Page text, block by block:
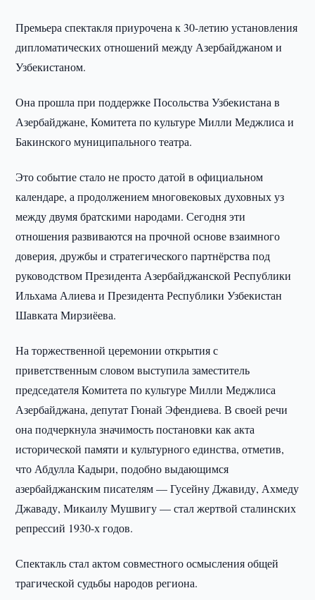
Премьера спектакля приурочена к 30-летию установления
дипломатических отношений между Азербайджаном и
Узбекистаном.
Она прошла при поддержке Посольства Узбекистана в
Азербайджане, Комитета по культуре Милли Меджлиса и
Бакинского муниципального театра.
Это событие стало не просто датой в официальном
календаре, а продолжением многовековых духовных уз
между двумя братскими народами. Сегодня эти
отношения развиваются на прочной основе взаимного
доверия, дружбы и стратегического партнёрства под
руководством Президента Азербайджанской Республики
Ильхама Алиева и Президента Республики Узбекистан
Шавката Мирзиёева.
На торжественной церемонии открытия с
приветственным словом выступила заместитель
председателя Комитета по культуре Милли Меджлиса
Азербайджана, депутат Гюнай Эфендиева. В своей речи
она подчеркнула значимость постановки как акта
исторической памяти и культурного единства, отметив,
что Абдулла Кадыри, подобно выдающимся
азербайджанским писателям — Гусейну Джавиду, Ахмеду
Джаваду, Микаилу Мушвигу — стал жертвой сталинских
репрессий 1930-х годов.
Спектакль стал актом совместного осмысления общей
трагической судьбы народов региона.